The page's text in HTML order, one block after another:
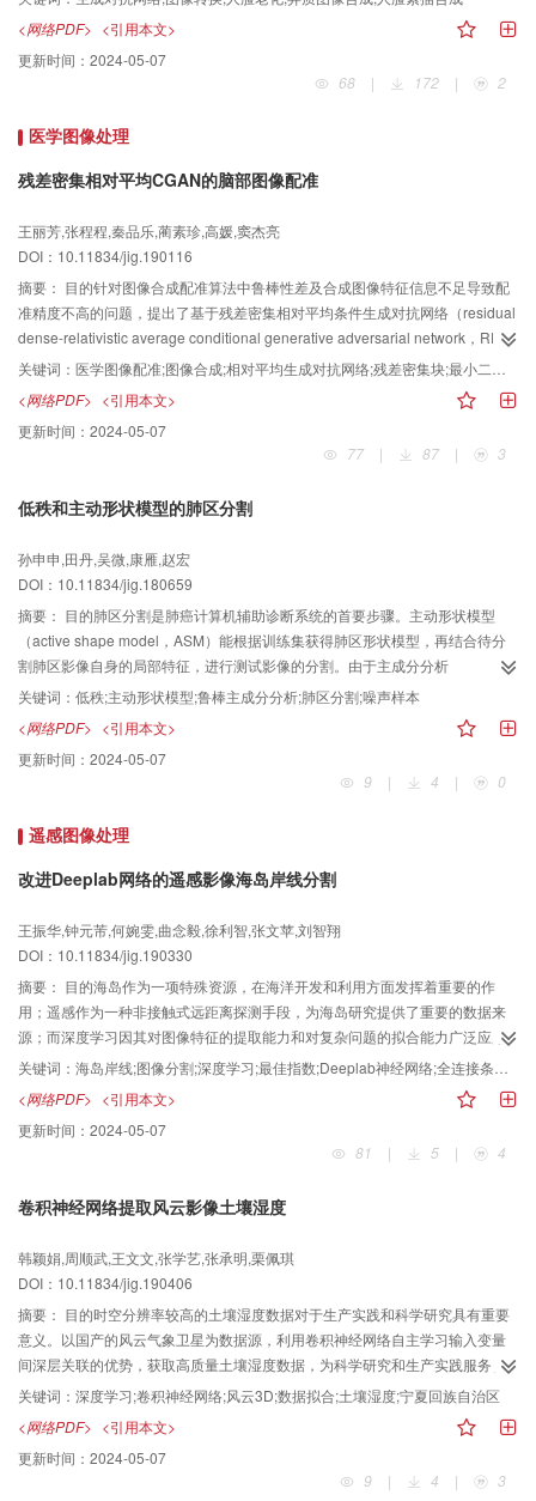
文提出的红外与可见光图像融合算法改善了融合图像的细节刻画，使观察者对
场景的理解能力有所提升。
adversarial networks，D-DualGANs）的跨年龄素描-照片转换方法。方法该网
络通过设置4个生成器和4个判别器，以对抗训练的方式，分别学习素描到照
片、源年龄组到目标年龄组的正向及反向映射。使素描图像与照片图像的生成
过程相结合，老化图像与退龄图像的生成过程相结合，分别实现图像风格属性
最终使输入的来自不同年龄组的素描图像和照片图像，分别转换成对方年龄组
下的照片和素描。结果为香港中文大学面部素描数据集（Chinese University of
Hong Kong（CUHK）face sketch database，CUFS）和香港中文大学面部素
database，CUFSF）的图像制作对应的年龄标签，并依据标签将图像分成3个
年龄组，共训练6个D-DualGANs模型以实现3个年龄组图像之间的两两转换。
同非端到端的方法相比，本文方法生成图像的变形和噪声更小，且年龄平均绝
对误差（mean absolute error，MAE）更低，与原图像相似度的投票对比表明
11~30素描与31~50照片的转换效果最好。结论双重对偶生成对抗网络可以同时
转换输入图像的年龄和风格属性，且生成的图像有效保留了原图像的身份特
征，有效解决了图像跨风格且跨年龄的转换问题。
<网络PDF> <引用本文>
更新时间： 2024-05-07
68
| 172 | 2
医学图像处理
残差密集相对平均CGAN的脑部图像配准
王丽芳,张程程,秦品乐,蔺素珍,高媛,窦杰亮
DOI：10.11834/jig.190116
摘要： 目的针对图像合成配准算法中鲁棒性差及合成图像特征信息不足导致配
准精度不高的问题，提出了基于残差密集相对平均条件生成对抗网络（residual
dense-relativistic average conditional generative adversarial network，RD-
RaCGAN）的多模态脑部图像配准方法。方法相对平均生成对抗网络中的相对
平均鉴别器能够增强模型稳定性，条件生成对抗网络加入条件变量能提高生成
数据质量，结合两种网络特点，利用残差密集块充分提取深层网络特征的能
力，构建RD-RaCGAN合成模型。然后，待配准的参考CT（computed
tomography）和浮动MR（magnetic resonance）图像通过已训练好的RD-
准算法，从参考CT和浮动CT图像中选取骨骼信息的关键点，从浮动MR和参考
浮动CT图像到参考CT图像估计一个形变场。类似地，从浮动MR图像到参考MR
图像估计一个形变场。另外，采用分层对称的思想进一步优化两个形变场，当
两个形变场之间的差异达到最小时，将两个形变场融合得到最终的形变场，并
将形变场作用于浮动图像完成配准。结果实验结果表明，与其他6种图像合成方
法相比，本文模型合成的目标图像在视觉效果和客观评价指标上均优于其他方
法。对比Powell优化的MI（mutual information）法、ANTs-SyN（advanced
D.Demons（diffeomorphic demons）、Cue-Aware Net（cue-aware deep
regression network）和I-SI（intensity and spatial information）的图像配准方
法，归一化互信息分别提高了43.71%、12.87%、10.59%、0.47%、5.59%，
论本文提出的多模态脑部图像配准方法具有很强的鲁棒性，能够稳定、准确地
关键词： 医学图像配准;图像合成;相对平均生成对抗网络;残差密集块;最小二乘;条件生成对抗网络(CGAN)
<网络PDF> <引用本文>
更新时间： 2024-05-07
77
| 87 | 3
低秩和主动形状模型的肺区分割
孙申申,田丹,吴微,康雁,赵宏
DOI：10.11834/jig.180659
摘要： 目的肺区分割是肺癌计算机辅助诊断系统的首要步骤。主动形状模型
（active shape model，ASM）能根据训练集获得肺区形状模型，再结合待分
割肺区影像自身的局部特征，进行测试影像的分割。由于主成分分析
（principal component analysis，PCA）仅能去除服从高斯分布的噪声，不能
处理其他类型的噪声，所以当训练集含有非高斯类型的噪声样本时，采用基于
PCA的ASM无法训练出正确的形状模型，使得肺区分割不能得到正确的结果。
而低秩（low rank，LR）理论的鲁棒主成分分析（robust principal component
analysis，RPCA）能去除各种类型的噪声，基于此，本文提出一种将RPCA与
声样本对训练出的形状模型的影响。然后在ASM训练局部梯度模型时，用判断
训练样本轮廓上的标记点曲率直方图的相似度来去除噪声样本。结果在训练集
含噪声样本时，将基于RPCA的ASM与传统ASM（即基于PCA的ASM）分别生
声样本时传统ASM生成的形状模型更相符。在训练集含噪声样本的情况下，基
于RPCA的ASM方法分割EMPIRE10数据集中的22个肺影像，与金标准的重叠
度为94.5%，而基于PCA的ASM方法分割准确率仅为69.5%。结论实验结果表
明，在训练样本集中有噪声样本的情况下，基于RPCA的ASM分割能得到比基
于PCA的ASM更好的分割效果。
关键词： 低秩;主动形状模型;鲁棒主成分分析;肺区分割;噪声样本
<网络PDF> <引用本文>
更新时间： 2024-05-07
9
| 4 | 0
遥感图像处理
改进Deeplab网络的遥感影像海岛岸线分割
王振华,钟元芾,何婉雯,曲念毅,徐利智,张文苹,刘智翔
DOI：10.11834/jig.190330
摘要： 目的海岛作为一项特殊资源，在海洋开发和利用方面发挥着重要的作
用；遥感作为一种非接触式远距离探测手段，为海岛研究提供了重要的数据来
源；而深度学习因其对图像特征的提取能力和对复杂问题的拟合能力广泛应用
于各个领域。本文结合深度学习的计算优势，兼顾遥感影像的波段数量多和覆
盖范围大的特征，以海岛岸线的快速分割为目的，提出了一种改进的海岛岸线
遥感影像分割模型。方法该分割模型包括3方面：1）针对遥感影像的多波段特
征，提出基于最佳指数的遥感影像波段组合选择，将选择后的波段组合作为海
岛岸线分割模型的输入数据；2）针对遥感影像大范围覆盖的特征，提出基于
初始边界；3）利用全连接条件随机场优化海岛岸线，实现海岛岸线的细分割提
模型、全卷积神经网络模型（fully convolutional networks，FCN）、Deeplab
模型和目视解译法从遥感影像数据中分割海岛岸线。同时，引入平均交并比
（mean intersection over union，MIoU）和相对误差，对各模型分割的海岛岸
线结果进行精度比较。结果表明，本文改进的海岛岸线分割模型克服了FCN模
型海岛岸线的不连续性问题，降低了海岛岸线的误分割现象；从MIoU值的比较
可以看出，本文改进模型与目视解译的海岛岸线结果具有更高的吻合度，较
积的相对误差可以看出，本文改进模型的相对误差均低于FCN模型和Deeplab
模型。结论本文改进模型包含了面向遥感影像的波段选择、利用神经网络训练
的海岛岸线粗分割和基于全连接条件随机场的海岛岸线优化，在保证岸线连续
关键词： 海岛岸线;图像分割;深度学习;最佳指数;Deeplab神经网络;全连接条件随机场
<网络PDF> <引用本文>
更新时间： 2024-05-07
81
| 5 | 4
卷积神经网络提取风云影像土壤湿度
韩颖娟,周顺武,王文文,张学艺,张承明,栗佩琪
DOI：10.11834/jig.190406
摘要： 目的时空分辨率较高的土壤湿度数据对于生产实践和科学研究具有重要
意义。以国产的风云气象卫星为数据源，利用卷积神经网络自主学习输入变量
间深层关联的优势，获取高质量土壤湿度数据，为科学研究和生产实践服务。
方法首先构建了一个土壤湿度提取卷积神经网络（soil moisture convolutional
neural network，SMCNN），SMCNN由温度子网络和土壤湿度子网络构成，
每个子网络均包含特征提取器和编码器。特征提取器用于为每个像素生成一个
特征向量，其中温度子网络的特征提取器由11个卷积层组成，湿度子网络的特
征提取器由9个卷积层组成，卷积层均使用1×1的卷积核。编码器用于将提取到
关键词： 深度学习;卷积神经网络;风云3D;数据拟合;土壤湿度;宁夏回族自治区
<网络PDF> <引用本文>
更新时间： 2024-05-07
9
| 4 | 3